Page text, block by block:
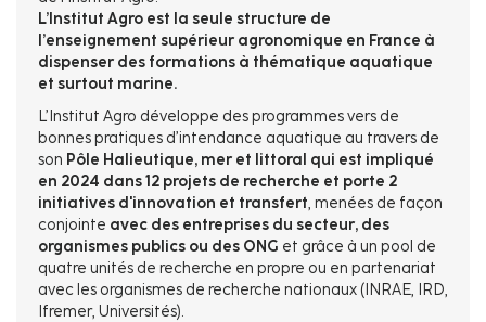
L’Institut Agro est la seule structure de
l’enseignement supérieur agronomique en France à
dispenser des formations à thématique aquatique
et surtout marine.
L’Institut Agro développe des programmes vers de
bonnes pratiques d’intendance aquatique au travers de
son Pôle Halieutique, mer et littoral qui est impliqué
en 2024 dans 12 projets de recherche et porte 2
initiatives d'innovation et transfert, menées de façon
conjointe avec des entreprises du secteur, des
organismes publics ou des ONG et grâce à un pool de
quatre unités de recherche en propre ou en partenariat
avec les organismes de recherche nationaux (INRAE, IRD,
Ifremer, Universités).